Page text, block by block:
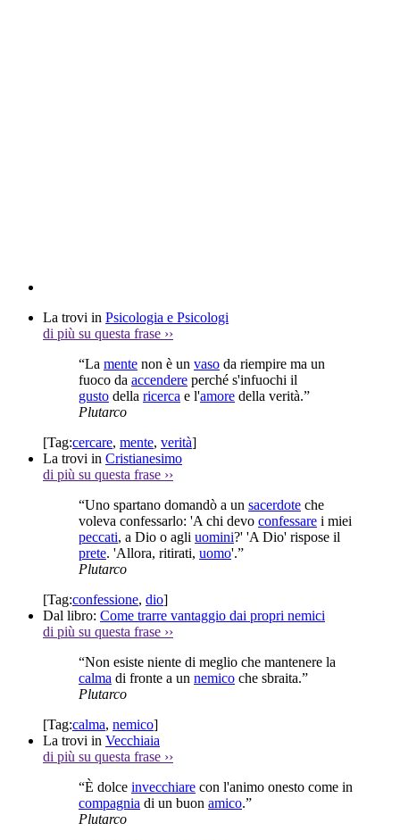
La trovi in Psicologia e Psicologi
di più su questa frase ››
“La mente non è un vaso da riempire ma un
fuoco da accendere perché s'infuochi il
gusto della ricerca e l'amore della verità.”
Plutarco
[Tag:cercare, mente, verità]
La trovi in Cristianesimo
di più su questa frase ››
“Uno spartano domandò a un sacerdote che
voleva confessarlo: 'A chi devo confessare i miei
peccati, a Dio o agli uomini?' 'A Dio' rispose il
prete. 'Allora, ritirati, uomo'.”
Plutarco
[Tag:confessione, dio]
Dal libro: Come trarre vantaggio dai propri nemici
di più su questa frase ››
“Non esiste niente di meglio che mantenere la
calma di fronte a un nemico che sbraita.”
Plutarco
[Tag:calma, nemico]
La trovi in Vecchiaia
di più su questa frase ››
“È dolce invecchiare con l'animo onesto come in
compagnia di un buon amico.”
Plutarco